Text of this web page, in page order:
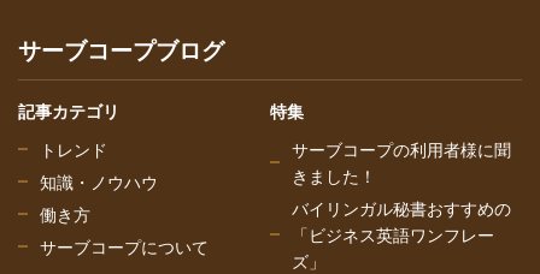
サーブコープブログ
記事カテゴリ
トレンド
知識・ノウハウ
働き方
サーブコープについて
特集
サーブコープの利用者様に聞
きました！
バイリンガル秘書おすすめの
「ビジネス英語ワンフレー
ズ」